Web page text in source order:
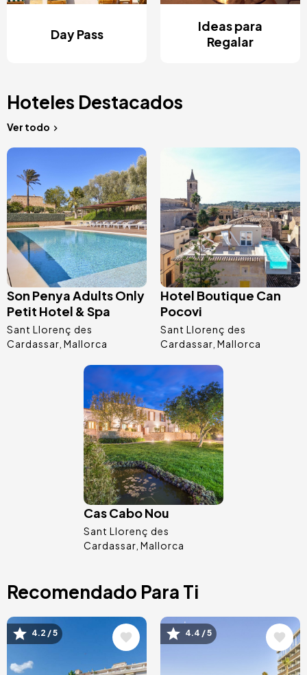
Day Pass
Ideas para
Regalar
Hoteles Destacados
Ver todo
Image
Son Penya Adults Only
Petit Hotel & Spa
Sant Llorenç des
Cardassar Mallorca
Image
Hotel Boutique Can
Pocovi
Sant Llorenç des
Cardassar Mallorca
Image
Cas Cabo Nou
Sant Llorenç des
Cardassar Mallorca
Recomendado Para Ti
Image
4.2 / 5 Image
4.4 / 5